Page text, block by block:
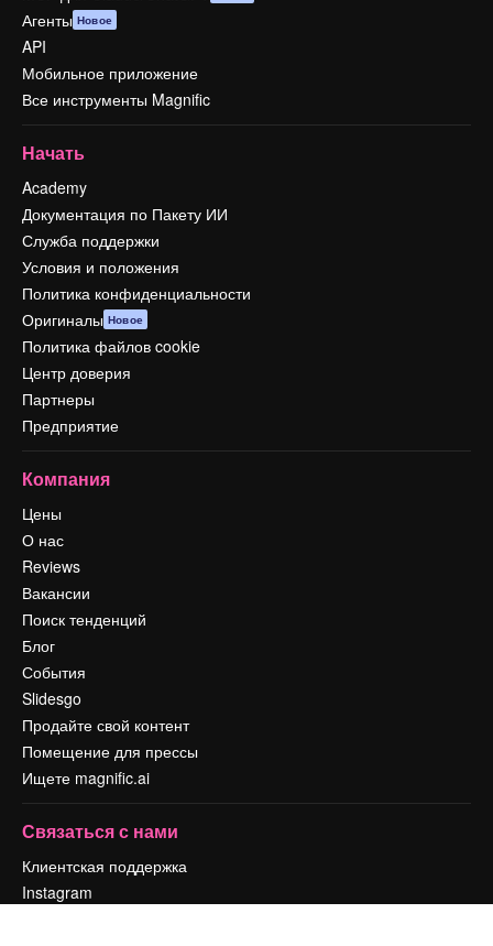
Агенты Новое
API
Мобильное приложение
Все инструменты Magnific
Начать
Academy
Документация по Пакету ИИ
Служба поддержки
Условия и положения
Политика конфиденциальности
Оригиналы Новое
Политика файлов cookie
Центр доверия
Партнеры
Предприятие
Компания
Цены
О нас
Reviews
Вакансии
Поиск тенденций
Блог
События
Slidesgo
Продайте свой контент
Помещение для прессы
Ищете magnific.ai
Связаться с нами
Клиентская поддержка
Instagram